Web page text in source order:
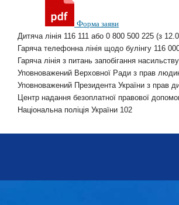
Форма заяви
Дитяча лінія 116 111 або 0 800 500 225 (з
Гаряча телефонна лінія щодо булінгу 116
Гаряча лінія з питань запобігання
Уповноважений Верховної Ради з прав
Уповноважений Президента України з прав
Центр надання безоплатної правової
Національна поліція України 102